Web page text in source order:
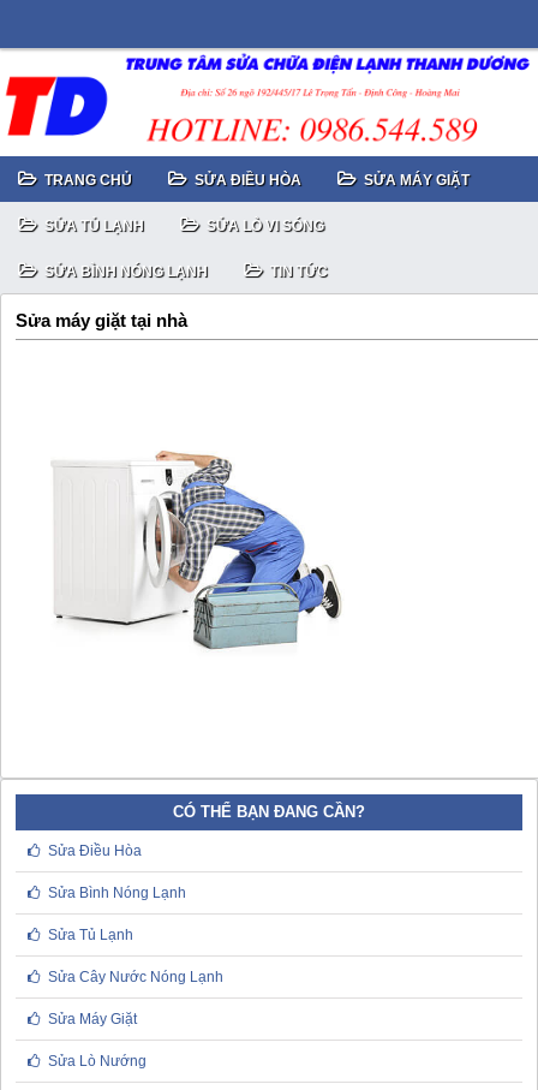
TRANG CHỦ SỬA ĐIỀU HÒA SỬA MÁY GIẶT
SỬA TỦ LẠNH SỬA LÒ VI SÓNG
SỬA BÌNH NÓNG LẠNH TIN TỨC
Sửa máy giặt tại nhà
CÓ THỂ BẠN ĐANG CẦN?
Sửa Điều Hòa
Sửa Bình Nóng Lạnh
Sửa Tủ Lạnh
Sửa Cây Nước Nóng Lạnh
Sửa Máy Giặt
Sửa Lò Nướng